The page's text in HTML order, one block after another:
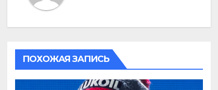
ПОХОЖАЯ ЗАПИСЬ